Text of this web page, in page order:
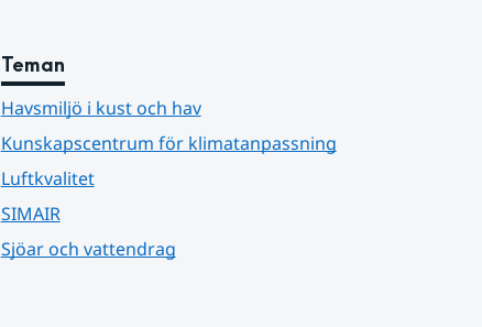
Teman
Havsmiljö i kust och hav
Kunskapscentrum för klimatanpassning
Luftkvalitet
SIMAIR
Sjöar och vattendrag